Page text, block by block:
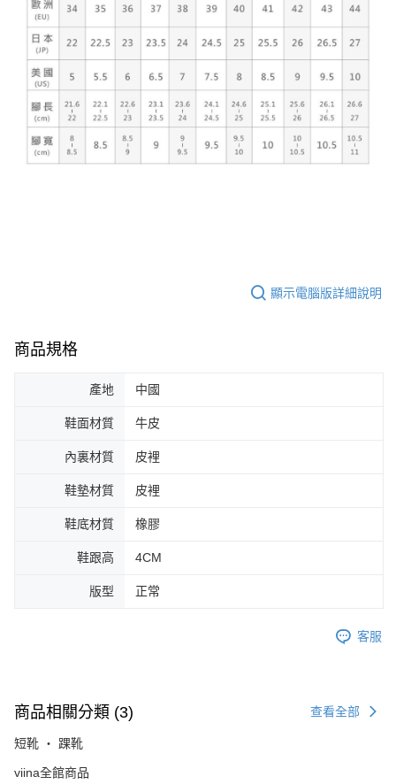
顯示電腦版詳細說明
商品規格
產地 中國
鞋面材質 牛皮
內裏材質 皮裡
鞋墊材質 皮裡
鞋底材質 橡膠
鞋跟高 4CM
版型 正常
客服
商品相關分類 (3) 查看全部
短靴 ‧ 踝靴
viina全館商品